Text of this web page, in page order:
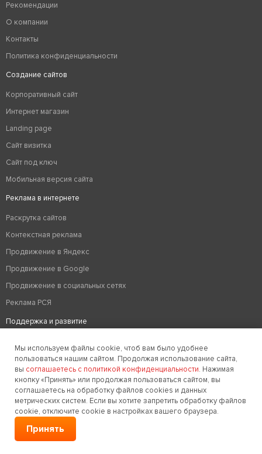
Рекомендации
О компании
Контакты
Политика конфиденциальности
Создание сайтов
Корпоративный сайт
Интернет магазин
Landing page
Сайт визитка
Сайт под ключ
Мобильная версия сайта
Реклама в интернете
Раскрутка сайтов
Контекстная реклама
Продвижение в Яндекс
Продвижение в Google
Продвижение в социальных сетях
Реклама РСЯ
Поддержка и развитие
Вывод из бана
Техподдержка сайтов
Редизайн сайтов
Хостинг
Оптимизация сайтов
Удаление вирусов на сайте
Мы используем файлы cookie, чтоб вам было удобнее
пользоваться нашим сайтом. Продолжая использование сайта,
вы соглашаетесь с политикой конфиденциальности. Нажимая
кнопку «Принять» или продолжая пользоваться сайтом, вы
соглашаетесь на обработку файлов cookies и данных
метрических систем. Если вы хотите запретить обработку файлов
cookie, отключите cookie в настройках вашего браузера.
Принять